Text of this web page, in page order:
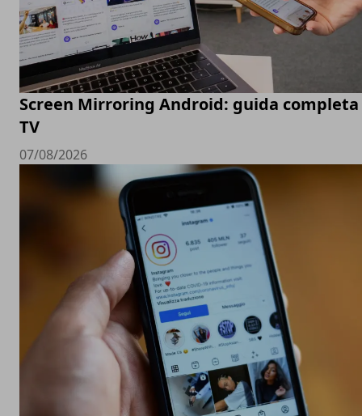
Screen Mirroring Android: guida
TV
07/08/2026